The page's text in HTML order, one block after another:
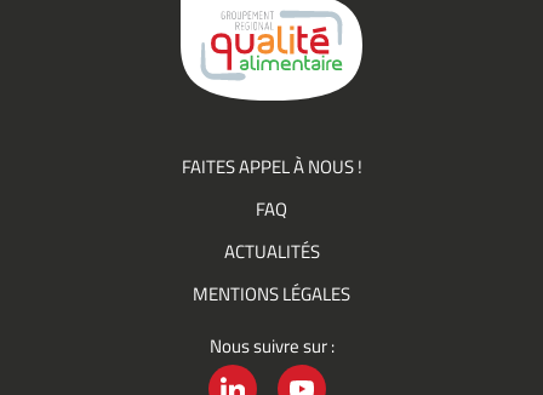
FAITES APPEL À NOUS !
FAQ
ACTUALITÉS
MENTIONS LÉGALES
Nous suivre sur :